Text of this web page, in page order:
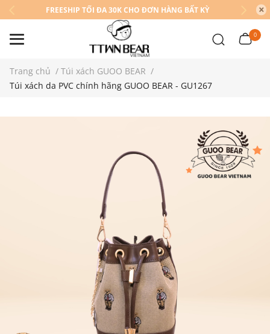
FREESHIP TỐI ĐA 30K CHO ĐƠN HÀNG BẤT KỲ
0
Trang chủ / Túi xách GUOO BEAR /
Túi xách da PVC chính hãng GUOO BEAR - GU1267